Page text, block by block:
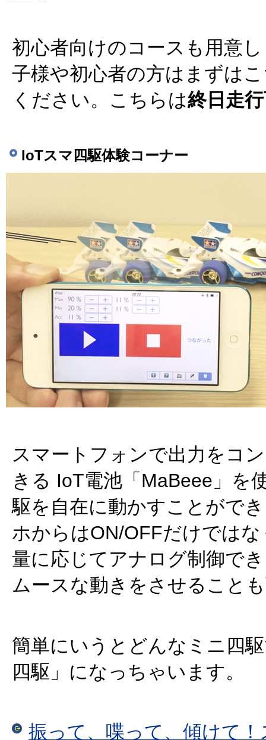
初心者向けのコースも用意
子様や初心者の方はまずは
ください。こちらは終日走
IoTスマ四駆体験コーナー
スマートフォンで出力をコ
きる IoT電池「MaBeee」を
駆を自在に動かすことがで
ホからはON/OFFだけでは
量に応じてアナログ制御で
ムースな動きをさせること
簡単にいうとどんなミニ四
四駆」になっちゃいます。
振って、喋って、傾けて